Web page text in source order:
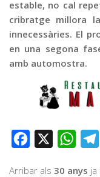
estable, no cal
cribratge millora
innecessàries. El
en una segona
amb automostra.
Facebook
Arribar als 30 anys ja